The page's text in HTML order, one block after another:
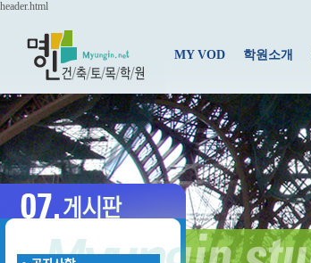
header.html
MY VOD 학원소개